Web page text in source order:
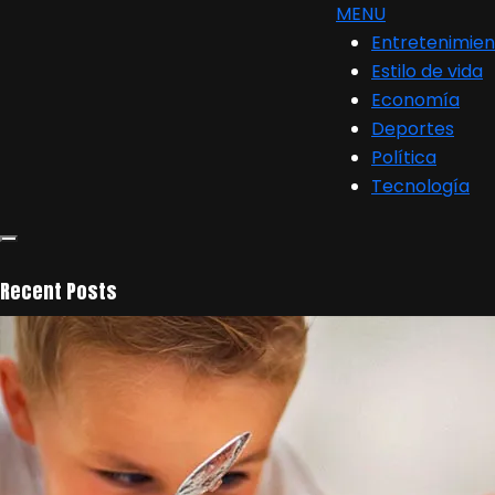
MENU
Estilo de vida
Economía
Deportes
Política
Tecnología
Recent Posts